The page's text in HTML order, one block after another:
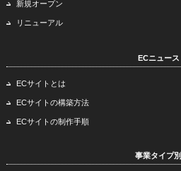
新規オープン
リニューアル
ECニュース
ECサイトとは
ECサイトの構築方法
ECサイトの制作手順
事業タイプ別